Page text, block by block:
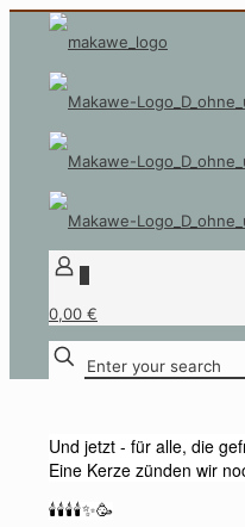
0,00 €
your
Und jetzt - für alle, die
Eine Kerze zünden wir
🕯️🕯️🕯️🕯️✨🥳